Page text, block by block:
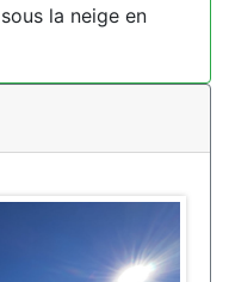
la neige en